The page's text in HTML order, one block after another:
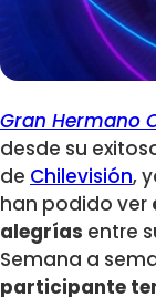
Gran Hermano
desde su
de Chilevisión,
han podido ver
alegrías entre
Semana a
participante